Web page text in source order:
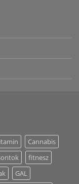
Cannabis
fitnesz
GAL